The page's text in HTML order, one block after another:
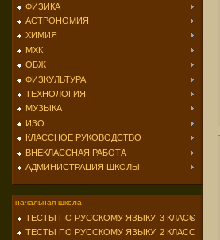
ФИЗИКА
АСТРОНОМИЯ
ХИМИЯ
МХК
ОБЖ
ФИЗКУЛЬТУРА
ТЕХНОЛОГИЯ
МУЗЫКА
ИЗО
КЛАССНОЕ РУКОВОДСТВО
ВНЕКЛАССНАЯ РАБОТА
АДМИНИСТРАЦИЯ ШКОЛЫ
начальная школа
ТЕСТЫ ПО РУССКОМУ ЯЗЫКУ. 3 КЛАСС
ТЕСТЫ ПО РУССКОМУ ЯЗЫКУ. 2 КЛАСС